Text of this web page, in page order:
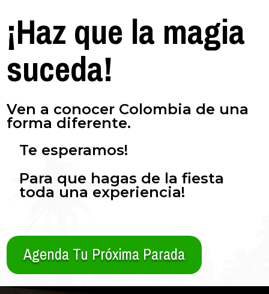
¡Haz que la magia
suceda!
Ven a conocer Colombia de una
forma diferente.
Te esperamos!
Para que hagas de la fiesta
toda una experiencia!
Agenda Tu Próxima Parada